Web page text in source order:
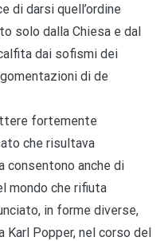
di darsi quell’ordine
solo dalla Chiesa e dal
dai sofismi dei
di de
fortemente
che risultava
consentono anche di
mondo che rifiuta
in forme diverse,
Karl Popper, nel corso del